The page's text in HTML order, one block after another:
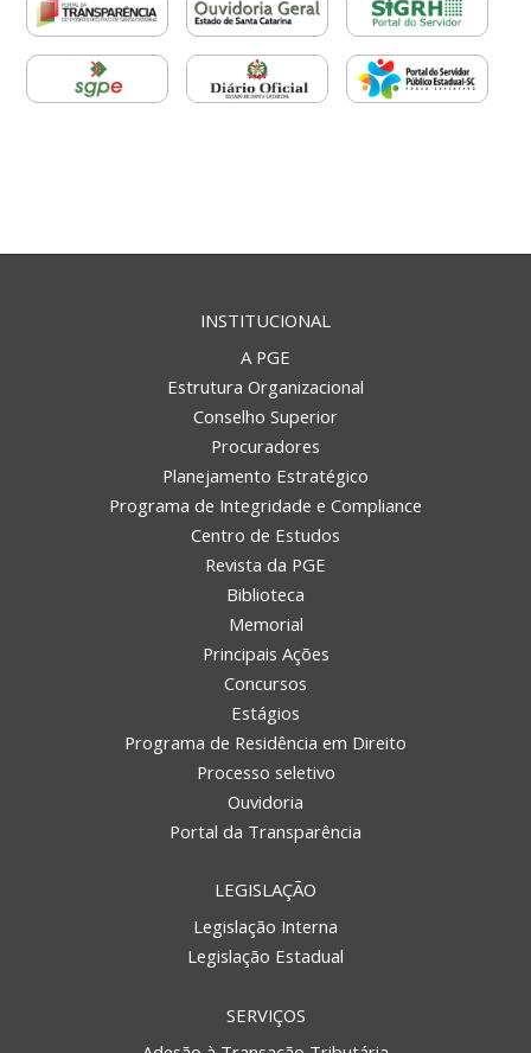
INSTITUCIONAL
A PGE
Estrutura Organizacional
Conselho Superior
Procuradores
Planejamento Estratégico
Programa de Integridade e Compliance
Centro de Estudos
Revista da PGE
Biblioteca
Memorial
Principais Ações
Concursos
Estágios
Programa de Residência em Direito
Processo seletivo
Ouvidoria
Portal da Transparência
LEGISLAÇÃO
Legislação Interna
Legislação Estadual
SERVIÇOS